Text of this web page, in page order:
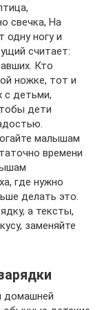
свечка, На
одну ногу и
считает:
Кто
ножке, тот и
с детьми,
дети
малышам
времени
где нужно
делать это.
а тексты,
заменяйте
домашней